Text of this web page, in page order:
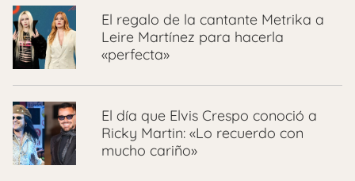
El regalo de la cantante Metrika a
Leire Martínez para hacerla
«perfecta»
El día que Elvis Crespo conoció a
Ricky Martin: «Lo recuerdo con
mucho cariño»